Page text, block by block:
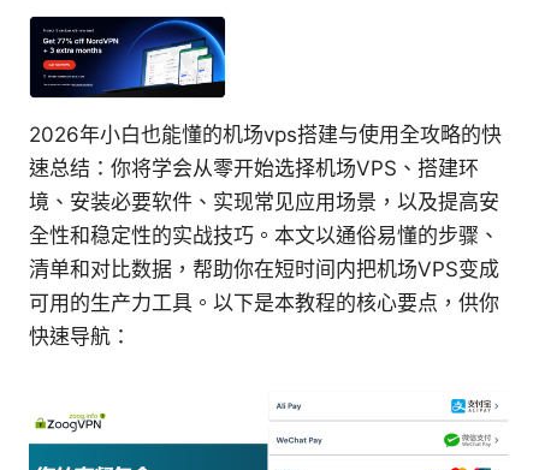
2026年小白也能懂的机场vps搭建与使用全攻略的快
速总结：你将学会从零开始选择机场VPS、搭建环
境、安装必要软件、实现常见应用场景，以及提高安
全性和稳定性的实战技巧。本文以通俗易懂的步骤、
清单和对比数据，帮助你在短时间内把机场VPS变成
可用的生产力工具。以下是本教程的核心要点，供你
快速导航：